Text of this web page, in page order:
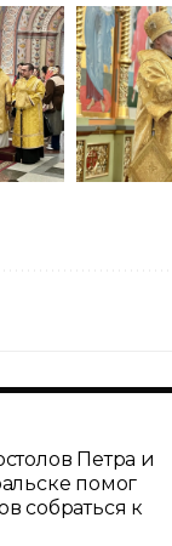
Петра и
помог
собраться к